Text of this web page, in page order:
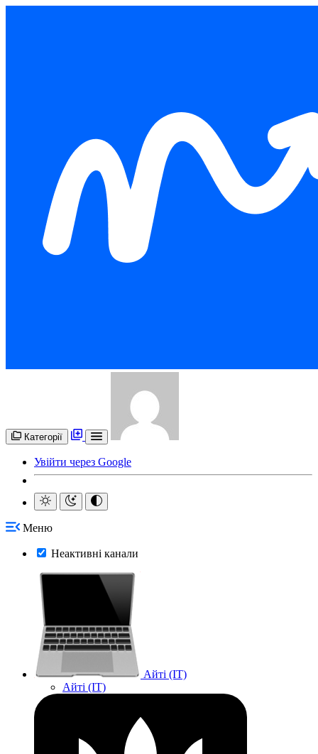
Категорії
Увійти через Google
Меню
Неактивні канали
Айті (IT)
Айті (IT)